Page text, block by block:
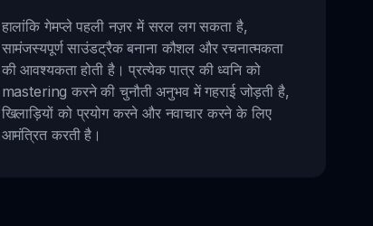
हालांकि गेमप्ले पहली नज़र में सरल लग सकता है,
सामंजस्यपूर्ण साउंडट्रैक बनाना कौशल और रचनात्मकता
की आवश्यकता होती है। प्रत्येक पात्र की ध्वनि को
mastering करने की चुनौती अनुभव में गहराई जोड़ती है,
खिलाड़ियों को प्रयोग करने और नवाचार करने के लिए
आमंत्रित करती है।